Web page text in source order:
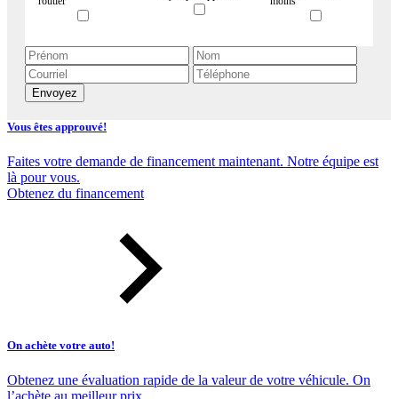
Envoyez
Vous êtes approuvé!
Faites votre demande de financement maintenant. Notre équipe est
là pour vous.
Obtenez du financement
On achète votre auto!
Obtenez une évaluation rapide de la valeur de votre véhicule. On